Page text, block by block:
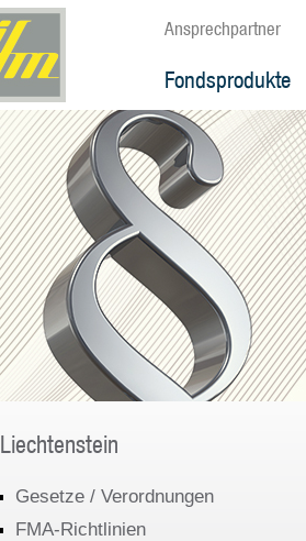
Ansprechpartner
Fondsprodukte
Liechtenstein
Gesetze / Verordnungen
FMA-Richtlinien